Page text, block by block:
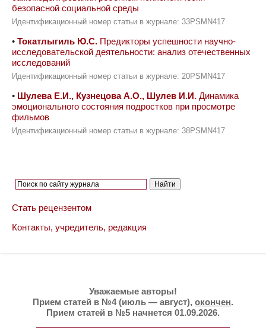
безопасной социальной среды
Идентификационный номер статьи в журнале: 33PSMN417
• Токатлыгиль Ю.С. Предикторы успешности научно-
исследовательской деятельности: анализ отечественных
исследований
Идентификационный номер статьи в журнале: 20PSMN417
• Шулева Е.И., Кузнецова А.О., Шулев И.И. Динамика
эмоционального состояния подростков при просмотре
фильмов
Идентификационный номер статьи в журнале: 38PSMN417
Стать рецензентом
Контакты, учредитель, редакция
Уважаемые авторы!
Прием статей в №4 (июль — август), окончен.
Прием статей в №5 начнется 01.09.2026.